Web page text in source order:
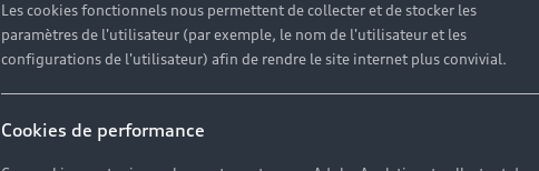
Les cookies fonctionnels nous permettent de collecter et de stocker les
paramètres de l'utilisateur (par exemple, le nom de l'utilisateur et les
configurations de l'utilisateur) afin de rendre le site internet plus convivial.
Cookies de performance